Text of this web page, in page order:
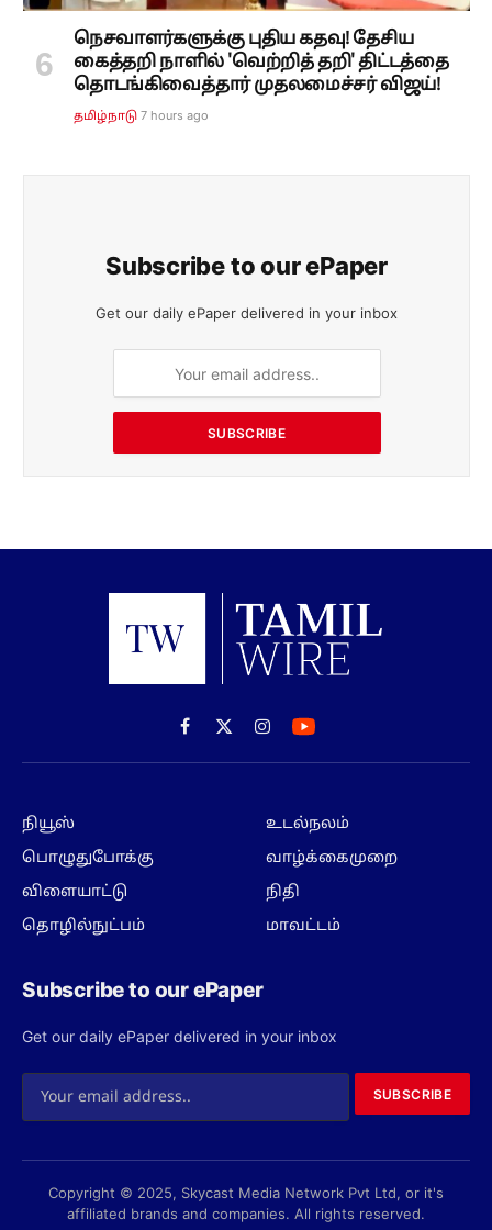
நெசவாளர்களுக்கு புதிய கதவு! தேசிய
கைத்தறி நாளில் 'வெற்றித் தறி' திட்டத்தை
தொடங்கிவைத்தார் முதலமைச்சர் விஜய்!
தமிழ்நாடு 7 hours ago
Subscribe to our ePaper
Get our daily ePaper delivered in your inbox
SUBSCRIBE
Facebook
X
(Twitter)
Instagram
நியூஸ்
பொழுதுபோக்கு
விளையாட்டு
தொழில்நுட்பம்
உடல்நலம்
வாழ்க்கைமுறை
நிதி
மாவட்டம்
Subscribe to our ePaper
Get our daily ePaper delivered in your inbox
SUBSCRIBE
Copyright © 2025, Skycast Media Network Pvt Ltd, or it's
affiliated brands and companies. All rights reserved.